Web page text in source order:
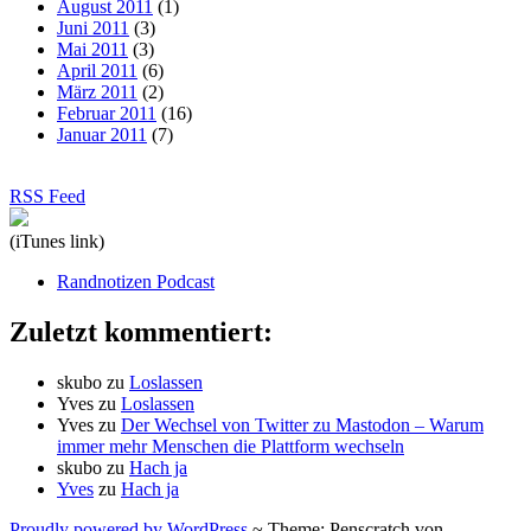
August 2011 (1)
Juni 2011 (3)
Mai 2011 (3)
April 2011 (6)
März 2011 (2)
Februar 2011 (16)
Januar 2011 (7)
RSS Feed
(iTunes link)
Randnotizen Podcast
Zuletzt kommentiert:
skubo zu Loslassen
Yves zu Loslassen
Yves zu Der Wechsel von Twitter zu Mastodon – Warum
immer mehr Menschen die Plattform wechseln
skubo zu Hach ja
Yves zu Hach ja